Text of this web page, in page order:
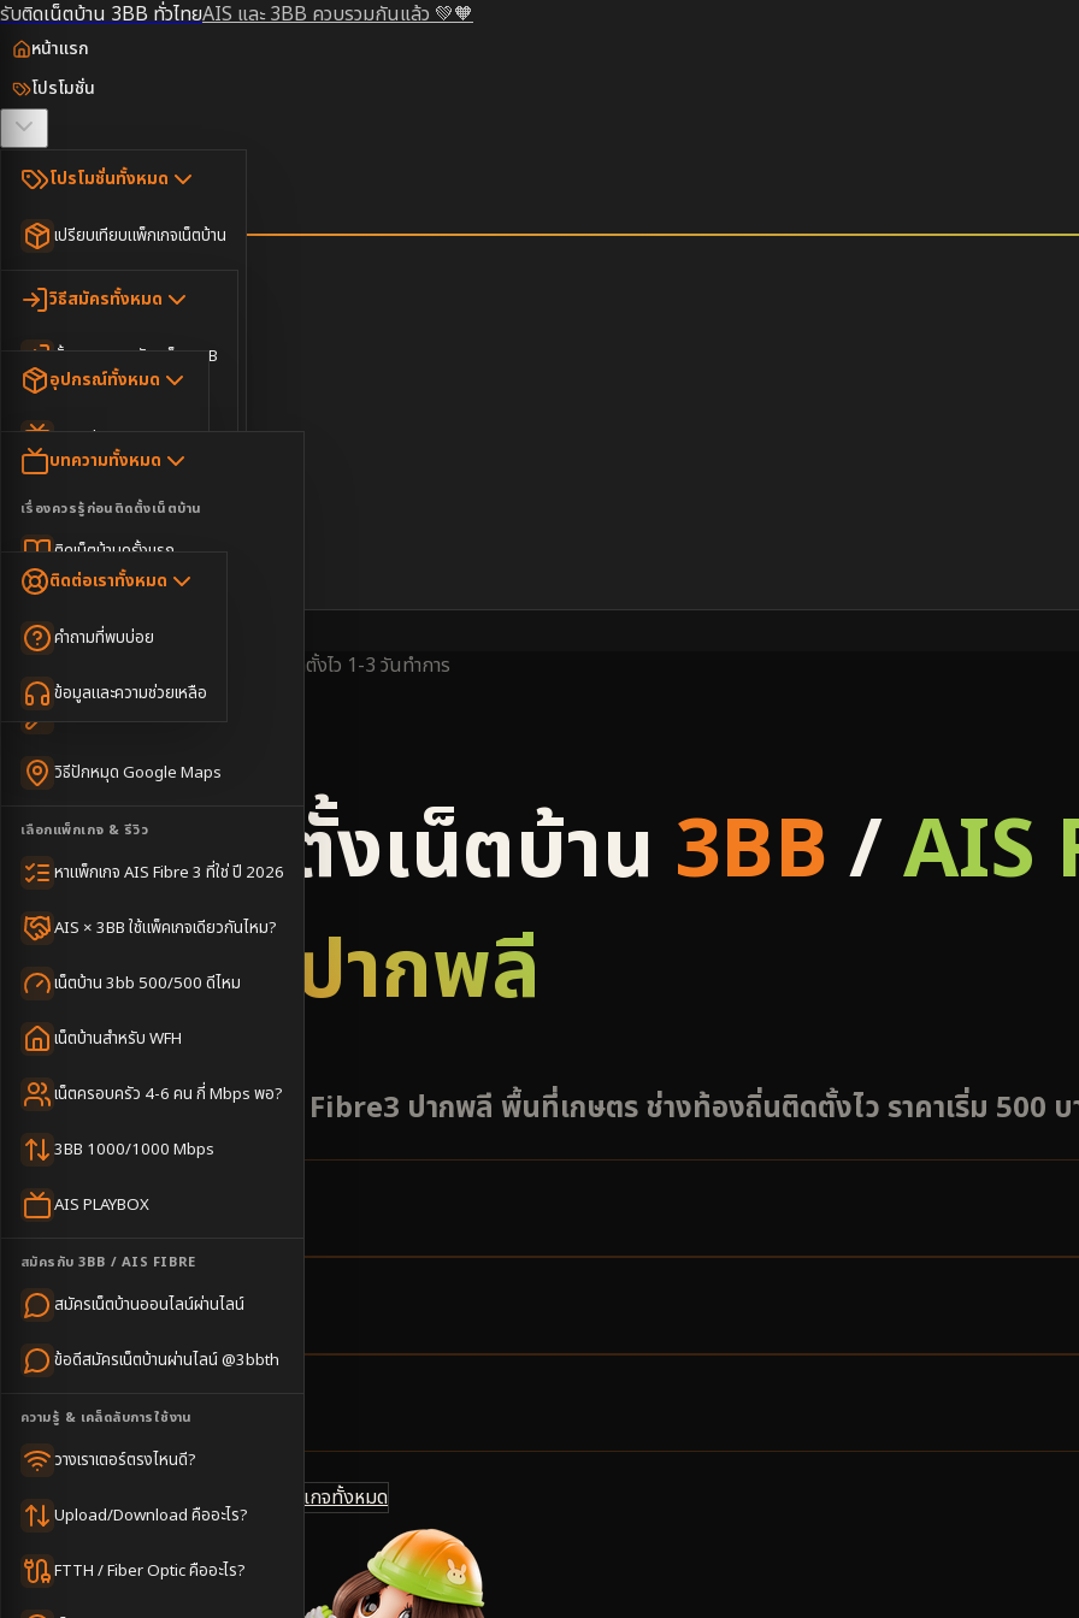
รับติดเน็ตบ้าน 3BB ทั่วไทยAIS และ 3BB ควบรวมกันแล้ว 💚🧡
หน้าแรก
โปรโมชั่น
โปรโมชั่นทั้งหมด
เปรียบเทียบแพ็กเกจเน็ตบ้าน
เน็ตบ้าน Super Fast
เน็ตบ้าน 2Gbps
เน็ตบ้านพร้อมกล่องทีวี
เน็ตบ้าน + Netflix
เน็ตบ้าน + บริการเสริม
เน็ตบ้านแรงทุกชั้น
ตรวจสอบพื้นที่
วิธีสมัครทั้งหมด
ขั้นตอนการสมัครเน็ต 3BB
อุปกรณ์
อุปกรณ์ทั้งหมด
AIS Play Box
Dongle เน็ตสำรอง
บทความ
บทความทั้งหมด
เรื่องควรรู้ก่อนติดตั้งเน็ตบ้าน
ติดเน็ตบ้านครั้งแรก
เทคนิคขอคิวช่างได้ไว
วิธีปักหมุด Google Maps
เลือกแพ็กเกจ & รีวิว
หาแพ็กเกจ AIS Fibre 3 ที่ใช่ ปี 2026
AIS × 3BB ใช้แพ็คเกจเดียวกันไหม?
เน็ตบ้าน 3bb 500/500 ดีไหม
เน็ตบ้านสำหรับ WFH
เน็ตครอบครัว 4-6 คน กี่ Mbps พอ?
3BB 1000/1000 Mbps
AIS PLAYBOX
สมัครกับ 3BB / AIS FIBRE
สมัครเน็ตบ้านออนไลน์ผ่านไลน์
ข้อดีสมัครเน็ตบ้านผ่านไลน์ @3bbth
ความรู้ & เคล็ดลับการใช้งาน
วางเราเตอร์ตรงไหนดี?
Upload/Download คืออะไร?
FTTH / Fiber Optic คืออะไร?
ข่าวสาร
ติดต่อเราทั้งหมด
คำถามที่พบบ่อย
ข้อมูลและความช่วยเหลือ
🇹🇭🇬🇧
ติดตั้งไว 1-3 วันทำการ
3BB & AIS Fibre
รับติดตั้งเน็ตบ้าน 3BB/AIS
อำเภอปากพลี
เน็ตบ้าน AIS 3BB Fibre3 ปากพลี พื้นที่เกษตร ช่างท้องถิ่นติดตั้งไว ราคาเริ่ม 500
7ตำบล
1-3วันทำการ
500บาท/เดือน
ดูแพ็กเกจทั้งหมด